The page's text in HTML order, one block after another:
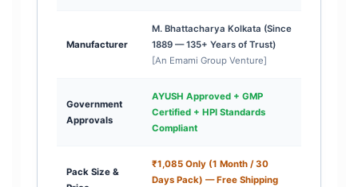
Manufacturer
M. Bhattacharya Kolkata (Since
1889 — 135+ Years of Trust)
[An Emami Group Venture]
Government
Approvals
AYUSH Approved + GMP
Certified + HPI Standards
Compliant
Pack Size &
₹1,085 Only (1 Month / 30
Days Pack) — Free Shipping